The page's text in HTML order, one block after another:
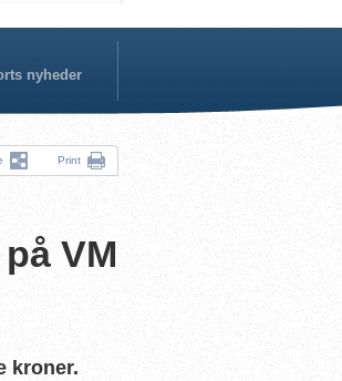
nyheder
Print
VM
kroner.